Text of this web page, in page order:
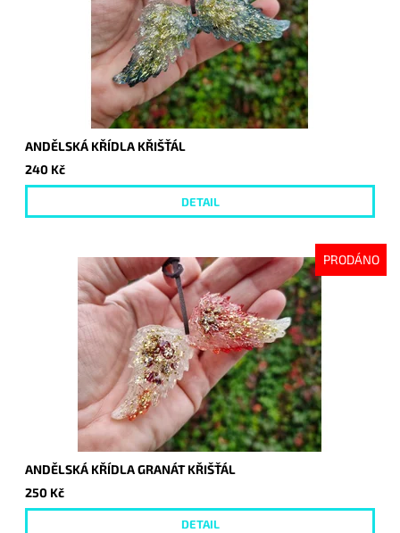
ANDĚLSKÁ KŘÍDLA KŘIŠŤÁL
240 Kč
DETAIL
PRODÁNO
ANDĚLSKÁ KŘÍDLA GRANÁT KŘIŠŤÁL
250 Kč
DETAIL